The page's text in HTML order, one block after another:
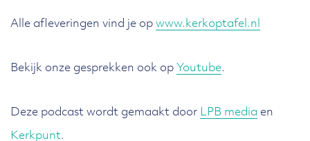
Alle afleveringen vind je op www.kerkoptafel.nl
Bekijk onze gesprekken ook op Youtube.
Deze podcast wordt gemaakt door LPB media en
Kerkpunt.